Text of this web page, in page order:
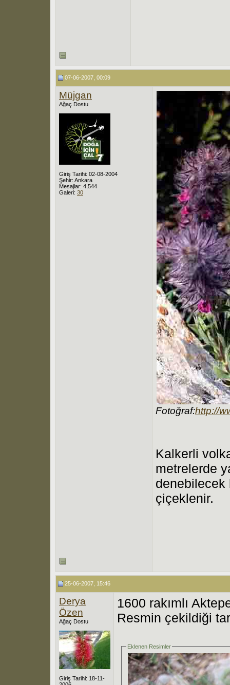
07-06-2007, 00:09
Müjgan
Ağaç Dostu
Giriş Tarihi: 02-08-2004
Şehir: Ankara
Mesajlar: 4,544
Galeri: 30
Fotoğraf:http://
Kalkerli
metrelerde
denebilecek
çiçeklenir.
25-06-2007, 15:46
Derya
Özen
Ağaç Dostu
Giriş Tarihi: 18-11-
1600 rakımlı
Resmin çekildiği
Eklenen Resimler